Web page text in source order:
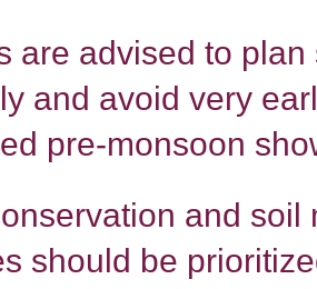
are advised to
and avoid very
pre-monsoon
and soil
should be